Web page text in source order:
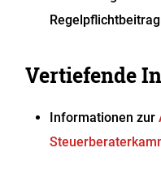
Regelpflichtbeitrag
Vertiefende
Informationen zur